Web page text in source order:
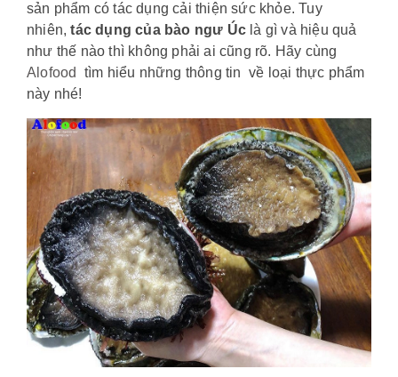
sản phẩm có tác dụng cải thiện sức khỏe. Tuy
nhiên,tác dụng của bào ngư Úc là gì và hiệu quả
như thế nào thì không phải ai cũng rõ. Hãy cùng
Alofood
tìm hiểu những thông tin về loại thực phẩm
này nhé!